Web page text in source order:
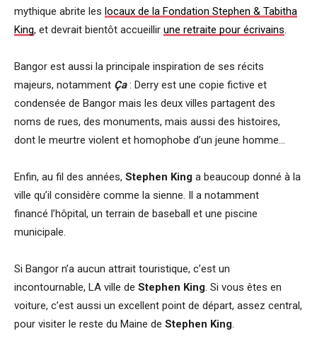
mythique abrite les locaux de la Fondation Stephen & Tabitha
King, et devrait bientôt accueillir une retraite pour écrivains.
Bangor est aussi la principale inspiration de ses récits
majeurs, notamment Ça: Derry est une copie fictive et
condensée de Bangor mais les deux villes partagent des
noms de rues, des monuments, mais aussi des histoires,
dont le meurtre violent et homophobe d’un jeune homme…
Enfin, au fil des années, Stephen King a beaucoup donné à la
ville qu’il considère comme la sienne. Il a notamment
financé l’hôpital, un terrain de baseball et une piscine
municipale.
Si Bangor n’a aucun attrait touristique, c’est un
incontournable, LA ville de Stephen King. Si vous êtes en
voiture, c’est aussi un excellent point de départ, assez central,
pour visiter le reste du Maine de Stephen King.